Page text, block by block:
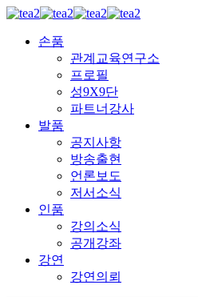
손품
관계교육연구소
프로필
성9X9단
파트너강사
발품
공지사항
방송출현
언론보도
저서소식
인품
강의소식
공개강좌
강연
강연의뢰